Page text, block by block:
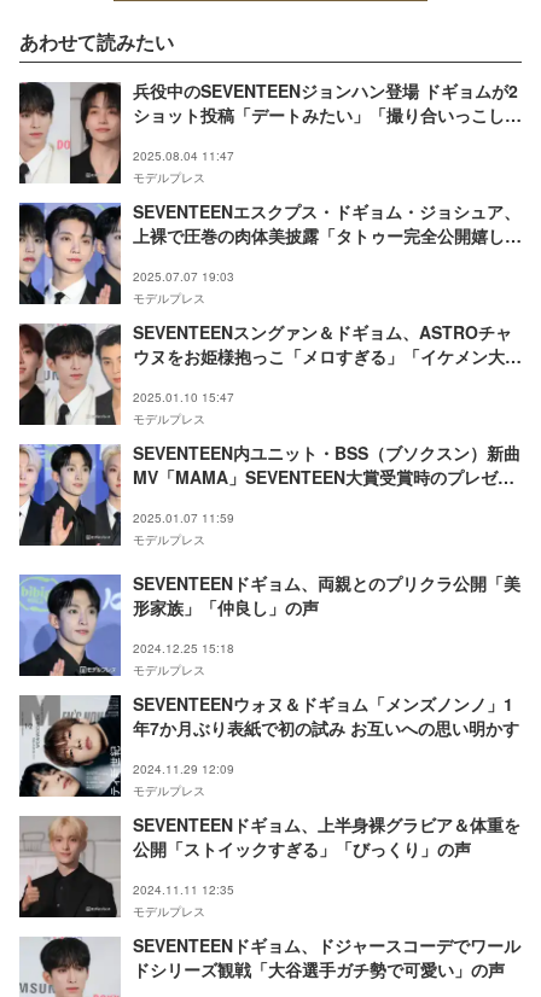
あわせて読みたい
兵役中のSEVENTEENジョンハン登場 ドギョムが2
ショット投稿「デートみたい」「撮り合いっこして
2025.08.04 11:47
モデルプレス
SEVENTEENエスクプス・ドギョム・ジョシュア、
上裸で圧巻の肉体美披露「タトゥー完全公開嬉し
2025.07.07 19:03
モデルプレス
SEVENTEENスングァン＆ドギョム、ASTROチャ
ウヌをお姫様抱っこ「メロすぎる」「イケメン大渋
2025.01.10 15:47
モデルプレス
SEVENTEEN内ユニット・BSS（ブソクスン）新曲
MV「MAMA」SEVENTEEN大賞受賞時のプレゼン
現」と反響殺到
2025.01.07 11:59
モデルプレス
SEVENTEENドギョム、両親とのプリクラ公開「美
形家族」「仲良し」の声
2024.12.25 15:18
モデルプレス
SEVENTEENウォヌ＆ドギョム「メンズノンノ」1
年7か月ぶり表紙で初の試み お互いへの思い明かす
2024.11.29 12:09
モデルプレス
SEVENTEENドギョム、上半身裸グラビア＆体重を
公開「ストイックすぎる」「びっくり」の声
2024.11.11 12:35
モデルプレス
SEVENTEENドギョム、ドジャースコーデでワール
ドシリーズ観戦「大谷選手ガチ勢で可愛い」の声